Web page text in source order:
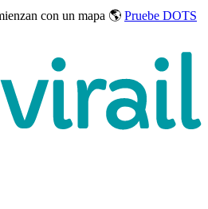
con un mapa 🌎 Pruebe DOTS